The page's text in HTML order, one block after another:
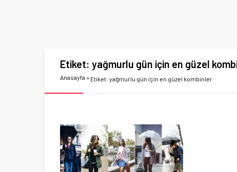
Etiket: yağmurlu gün için en güzel
Anasayfa » Etiket: yağmurlu gün için en güzel kombinler